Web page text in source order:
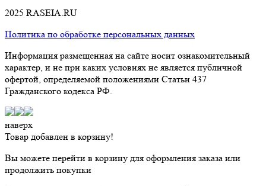
2025 RASEIA.RU
Политика по обработке персональных данных
Информация размещенная на сайте носит ознакомительный
характер, и не при каких условиях не является публичной
офертой, определяемой положениями Статьи 437
Гражданского кодекса РФ.
наверх
Товар добавлен в корзину!
Вы можете перейти в корзину для оформления заказа или
продолжить покупки